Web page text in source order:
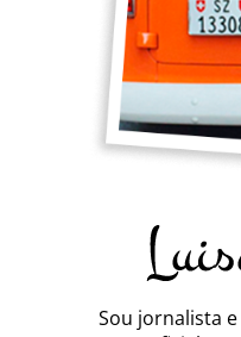
Sou jornalista